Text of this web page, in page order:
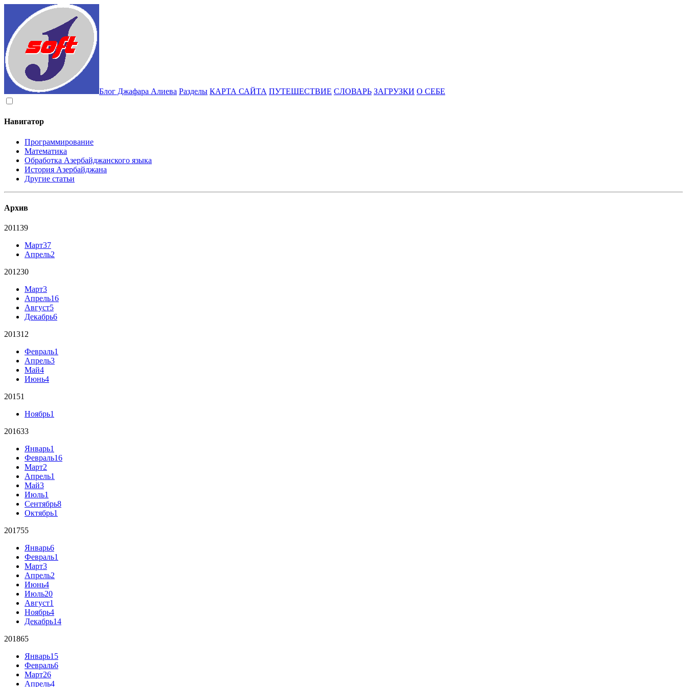
Блог Джафара Алиева Разделы КАРТА САЙТА ПУТЕШЕСТВИЕ СЛОВАРЬ ЗАГРУЗКИ О СЕБЕ
Навигатор
Программирование
Математика
Обработка Азербайджанского языка
История Азербайджана
Другие статьи
Архив
201139
Март37
Апрель2
201230
Март3
Апрель16
Август5
Декабрь6
201312
Февраль1
Апрель3
Май4
Июнь4
20151
Ноябрь1
201633
Январь1
Февраль16
Март2
Апрель1
Май3
Июль1
Сентябрь8
Октябрь1
201755
Январь6
Февраль1
Март3
Апрель2
Июнь4
Июль20
Август1
Ноябрь4
Декабрь14
201865
Январь15
Февраль6
Март26
Апрель4